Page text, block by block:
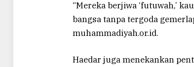
“Mereka berjiwa ‘futuwah,’
bangsa tanpa tergoda
muhammadiyah.or.id.
Haedar juga menekankan